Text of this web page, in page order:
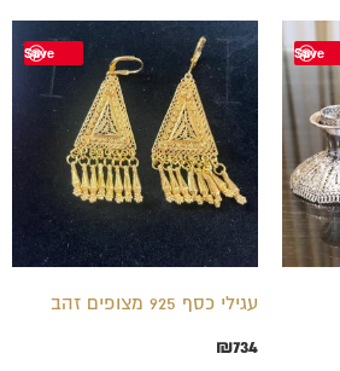
Save
Save
עגילי כסף 925 מצופים זהב
₪734